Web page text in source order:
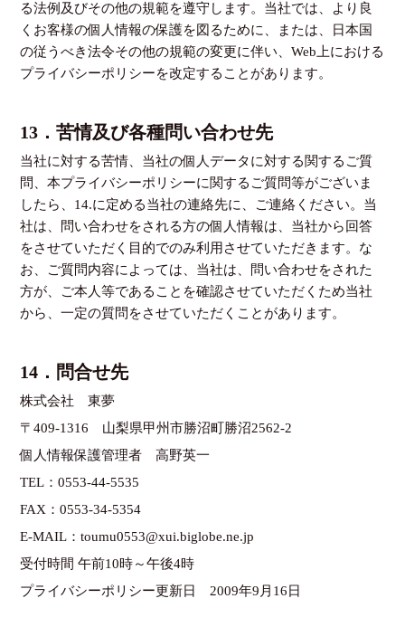
る法例及びその他の規範を遵守します。当社では、より良
くお客様の個人情報の保護を図るために、または、日本国
の従うべき法令その他の規範の変更に伴い、Web上における
プライバシーポリシーを改定することがあります。
13．苦情及び各種問い合わせ先
当社に対する苦情、当社の個人データに対する関するご質
問、本プライバシーポリシーに関するご質問等がございま
したら、14.に定める当社の連絡先に、ご連絡ください。当
社は、問い合わせをされる方の個人情報は、当社から回答
をさせていただく目的でのみ利用させていただきます。な
お、ご質問内容によっては、当社は、問い合わせをされた
方が、ご本人等であることを確認させていただくため当社
から、一定の質問をさせていただくことがあります。
14．問合せ先
株式会社 東夢
〒409-1316 山梨県甲州市勝沼町勝沼2562-2
個人情報保護管理者 高野英一
TEL：0553-44-5535
FAX：0553-34-5354
E-MAIL：toumu0553@xui.biglobe.ne.jp
受付時間 午前10時～午後4時
プライバシーポリシー更新日 2009年9月16日